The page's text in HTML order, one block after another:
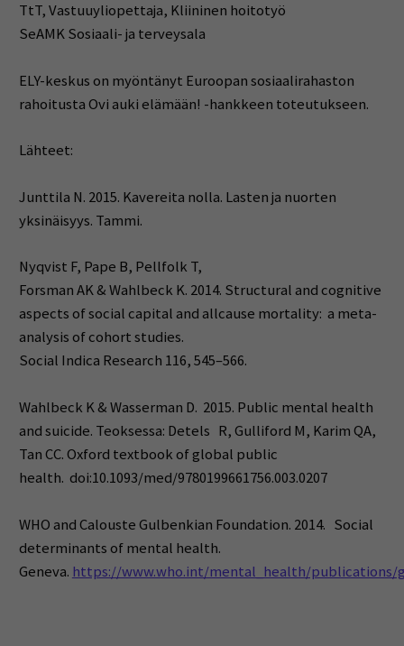
TtT, Vastuuyliopettaja, Kliininen hoitotyö
SeAMK Sosiaali- ja terveysala
ELY-keskus on myöntänyt Euroopan sosiaalirahaston
rahoitusta Ovi auki elämään! -hankkeen toteutukseen.
Lähteet:
Junttila N. 2015. Kavereita nolla. Lasten ja nuorten
yksinäisyys. Tammi.
Nyqvist F, Pape B, Pellfolk T,
Forsman AK & Wahlbeck K. 2014. Structural and cognitive
aspects of social capital and all­cause mortality: a meta­
analysis of cohort studies.
Social Indica Research 116, 545–566.
Wahlbeck K & Wasserman D. 2015. Public mental health
and suicide. Teoksessa: Detels R, Gulliford M, Karim QA,
Tan CC. Oxford textbook of global public
health. doi:10.1093/med/9780199661756.003.0207
WHO and Calouste Gulbenkian Foundation. 2014. Social
determinants of mental health.
Geneva. https://www.who.int/mental_health/publications/